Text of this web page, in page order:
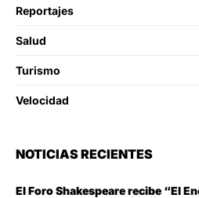
Reportajes
Salud
Turismo
Velocidad
NOTICIAS RECIENTES
El Foro Shakespeare recibe “El